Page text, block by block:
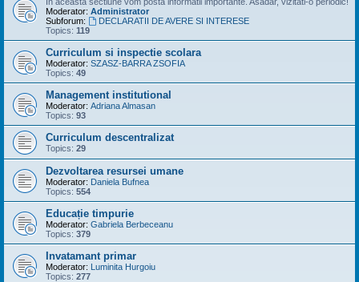
Moderator: Administrator
Subforum:
DECLARATII DE AVERE SI INTERESE
Topics: 119
Curriculum si inspectie scolara
Moderator: SZASZ-BARRA ZSOFIA
Topics: 49
Management institutional
Moderator: Adriana Almasan
Topics: 93
Curriculum descentralizat
Topics: 29
Dezvoltarea resursei umane
Moderator: Daniela Bufnea
Topics: 554
Educație timpurie
Moderator: Gabriela Berbeceanu
Topics: 379
Invatamant primar
Moderator: Luminita Hurgoiu
Topics: 277